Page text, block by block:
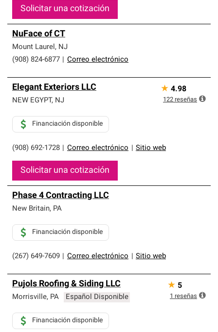
Solicitar una cotización
NuFace of CT
Mount Laurel, NJ
(908) 824-6877
Correo electrónico
Elegant Exteriors LLC
NEW EGYPT, NJ
(908) 692-1728 Correo electrónico Sitio web
Financiación disponible
Solicitar una cotización
★ 4.98
122 reseñas
Phase 4 Contracting LLC
New Britain, PA
(267) 649-7609 Correo electrónico Sitio web
Financiación disponible
Pujols Roofing & Siding LLC
Morrisville, PA Español Disponible
Financiación disponible
★ 5
1 reseñas